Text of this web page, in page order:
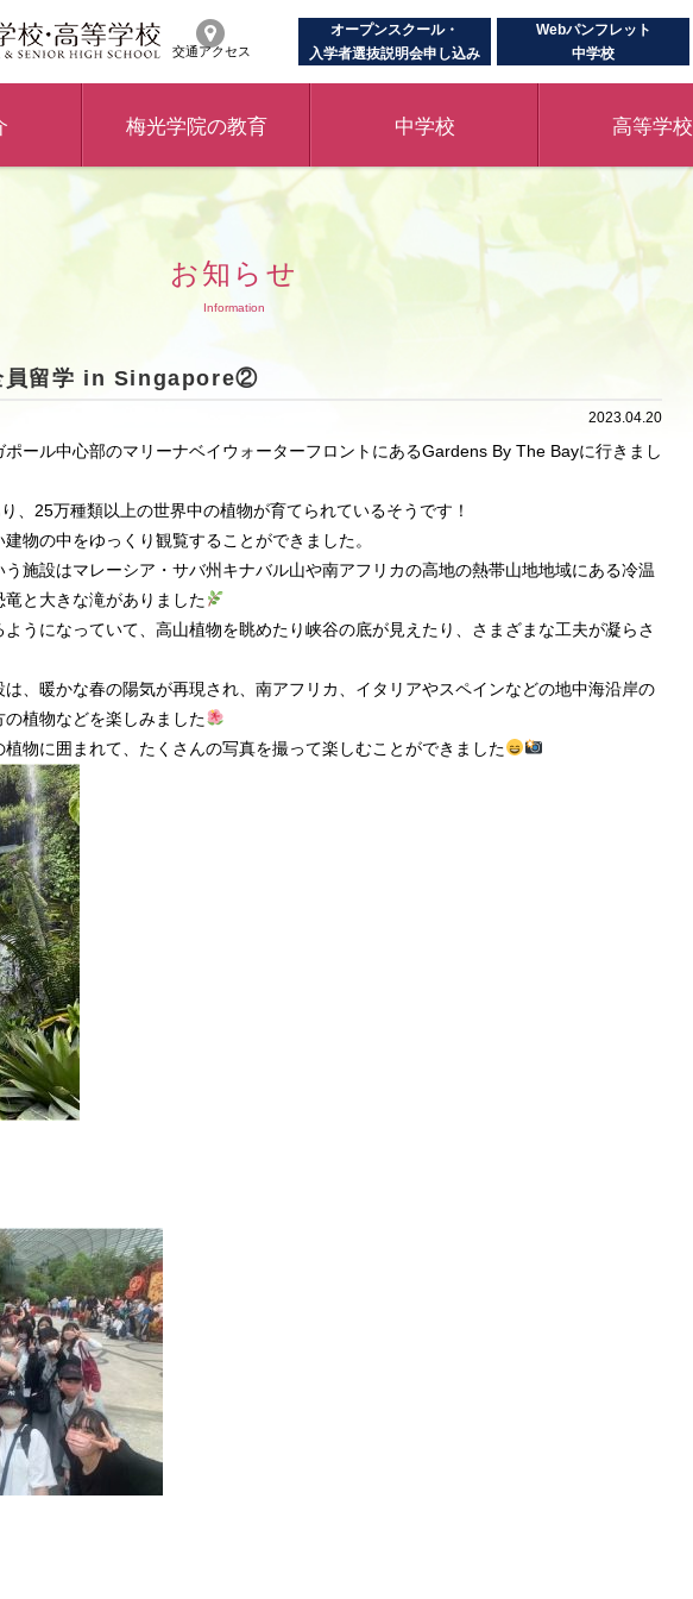
交通アクセス
オープンスクール・
入学者選抜説明会申し込み
Webパンフレット
中学校
梅光学院の教育 中学校 高等学校
お知らせ
Information
員留学 in Singapore②
2023.04.20
ール中心部のマリーナベイウォーターフロントにあるGardens By The Bayに行きまし
、25万種類以上の世界中の植物が育てられているそうです！
物の中をゆっくり観覧することができました。
施設はマレーシア・サバ州キナバル山や南アフリカの高地の熱帯山地地域にある冷温
と大きな滝がありました
うになっていて、高山植物を眺めたり峡谷の底が見えたり、さまざまな工夫が凝らさ
、暖かな春の陽気が再現され、南アフリカ、イタリアやスペインなどの地中海沿岸の
植物などを楽しみました
物に囲まれて、たくさんの写真を撮って楽しむことができました